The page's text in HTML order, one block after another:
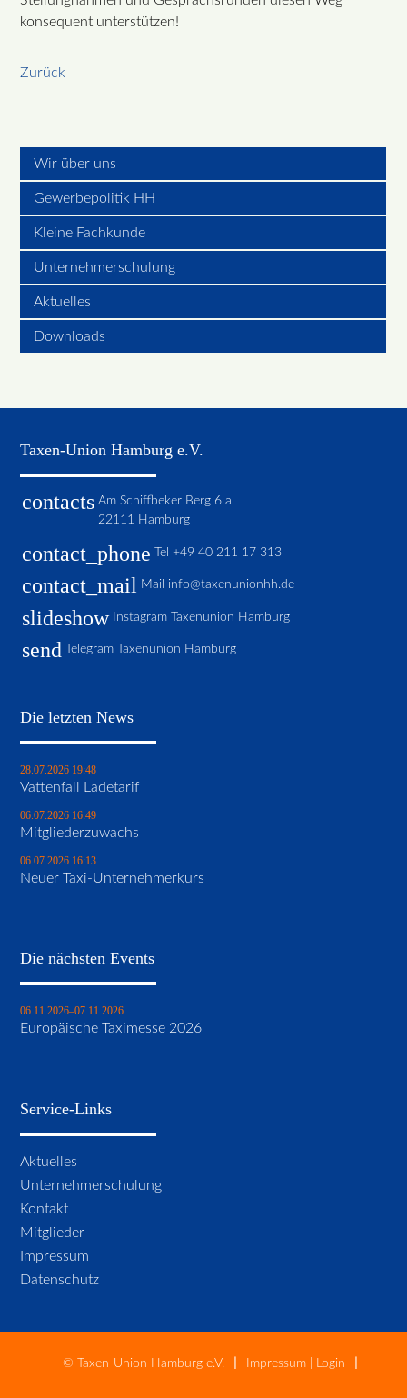
konsequent unterstützen!
Zurück
Wir über uns
Gewerbepolitik HH
Kleine Fachkunde
Unternehmerschulung
Aktuelles
Downloads
Taxen-Union Hamburg e.V.
contacts Am Schiffbeker Berg 6 a
22111 Hamburg
contact_phone Tel+49 40 211 17 313
contact_mail Mail info@taxenunionhh.de
slideshow Instagram Taxenunion Hamburg
send Telegram Taxenunion Hamburg
Die letzten News
28.07.2026 19:48
Vattenfall Ladetarif
06.07.2026 16:49
Mitgliederzuwachs
06.07.2026 16:13
Neuer Taxi-Unternehmerkurs
Die nächsten Events
06.11.2026–07.11.2026
Europäische Taximesse 2026
Service-Links
Navigation
überspringen
Aktuelles
Unternehmerschulung
Kontakt
Mitglieder
Impressum
Datenschutz
© Taxen-Union Hamburg e.V. Impressum| Login